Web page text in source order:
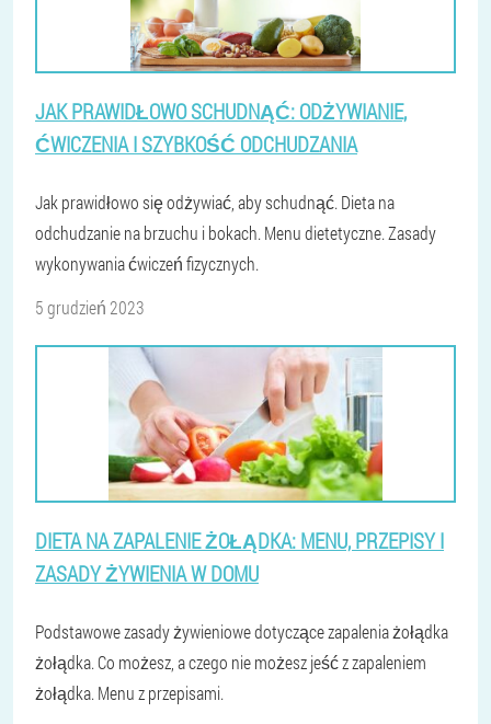
JAK PRAWIDŁOWO SCHUDNĄĆ: ODŻYWIANIE,
ĆWICZENIA I SZYBKOŚĆ ODCHUDZANIA
Jak prawidłowo się odżywiać, aby schudnąć. Dieta na
odchudzanie na brzuchu i bokach. Menu dietetyczne. Zasady
wykonywania ćwiczeń fizycznych.
5 grudzień 2023
DIETA NA ZAPALENIE ŻOŁĄDKA: MENU, PRZEPISY I
ZASADY ŻYWIENIA W DOMU
Podstawowe zasady żywieniowe dotyczące zapalenia żołądka
żołądka. Co możesz, a czego nie możesz jeść z zapaleniem
żołądka. Menu z przepisami.